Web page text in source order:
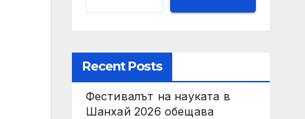
Recent Posts
Фестивалът на науката в
Шанхай 2026 обещава